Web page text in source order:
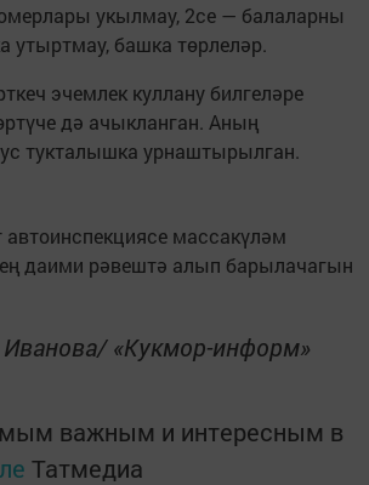
укылмау, 2се — балаларны
утыртмау, башка төрлеләр.
эчемлек куллану билгеләре
дә ачыкланган. Аның
тукталышка урнаштырылган.
массакүләм
даими рәвештә алып барылачагын
«Кукмор-информ»
важным и интересным в
Татмедиа